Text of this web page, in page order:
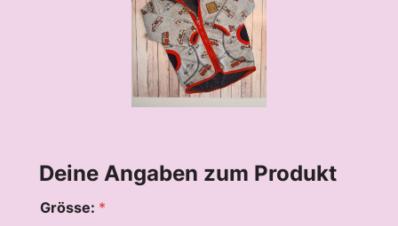
Deine Angaben zum Produkt
Grösse: *